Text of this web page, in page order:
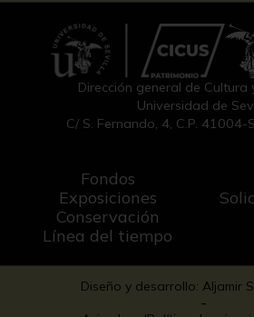
Dirección general de Cultura
Universidad de
C/ S. Fernando, 4, C.P. 41004-
Fondos
Exposiciones
Conservación
Línea del tiempo
Diseño y desarrollo: Aljamir
-